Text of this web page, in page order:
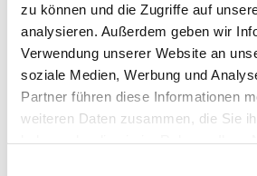
zu können und die Zugriffe auf
analysieren. Außerdem geben wir
Verwendung unserer Website an
soziale Medien, Werbung und
Partner führen diese Informationen
weiteren Daten zusammen, die Sie
Dies könnte